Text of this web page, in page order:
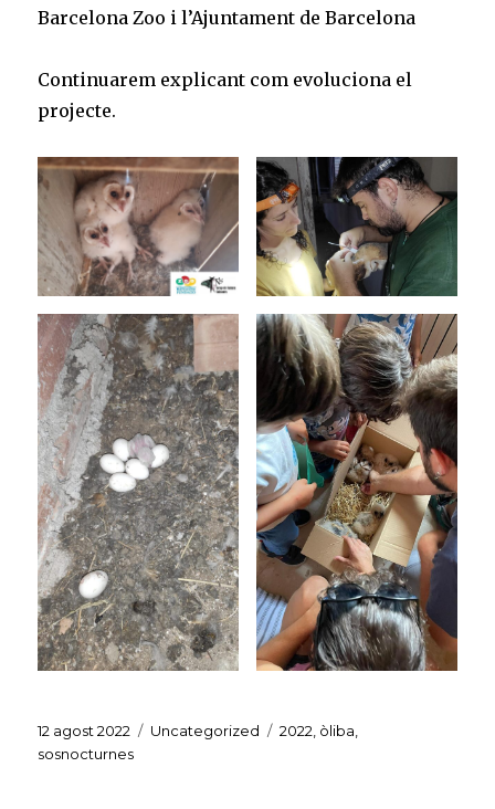
Barcelona Zoo i l’Ajuntament de Barcelona
Continuarem explicant com evoluciona el
projecte.
Publicat
el
12 agost 2022 Categories
Uncategorized Etiquetes
2022 òliba
sosnocturnes